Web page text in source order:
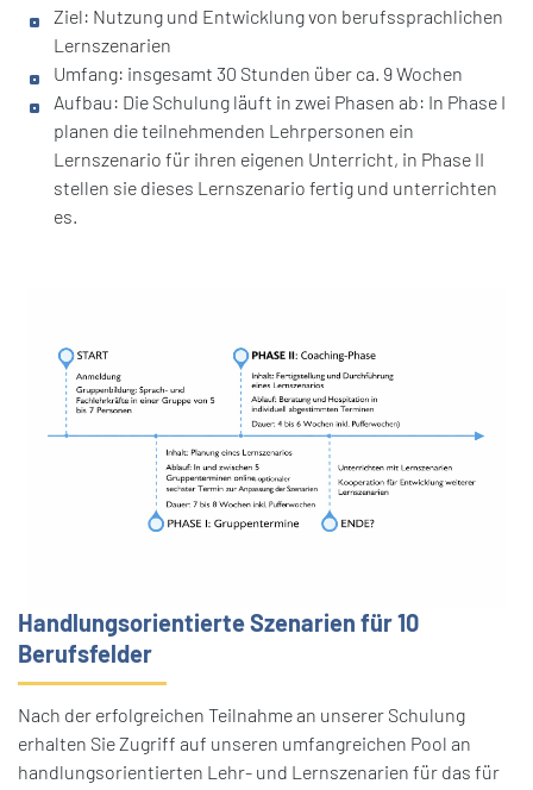
Ziel: Nutzung und Entwicklung von berufssprachlichen
Lernszenarien
Umfang: insgesamt 30 Stunden über ca. 9 Wochen
Aufbau: Die Schulung läuft in zwei Phasen ab: In Phase I
planen die teilnehmenden Lehrpersonen ein
Lernszenario für ihren eigenen Unterricht, in Phase II
stellen sie dieses Lernszenario fertig und unterrichten
es.
Handlungsorientierte Szenarien für 10
Berufsfelder
Nach der erfolgreichen Teilnahme an unserer Schulung
erhalten Sie Zugriff auf unseren umfangreichen Pool an
handlungsorientierten Lehr- und Lernszenarien für das für